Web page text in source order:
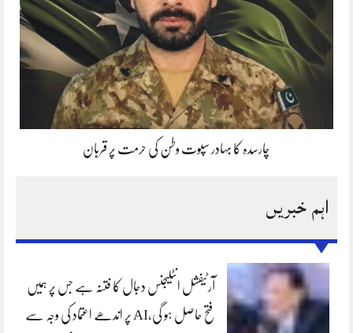
چارسدہ کا بہادر سپوت وطن کی حرمت پر قربان
اہم خبریں
آرٹیفشل انٹلیجنس دجال کا فتنہ ہے جس پر ہمیں
فتح حاصل ہو گی،AI پر اندھے اعتماد کی وجہ سے